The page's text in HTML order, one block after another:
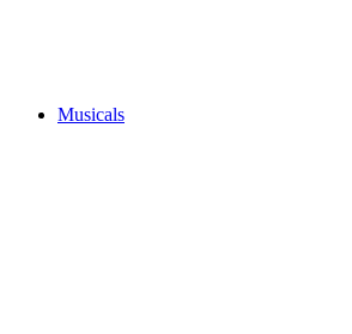
Musicals